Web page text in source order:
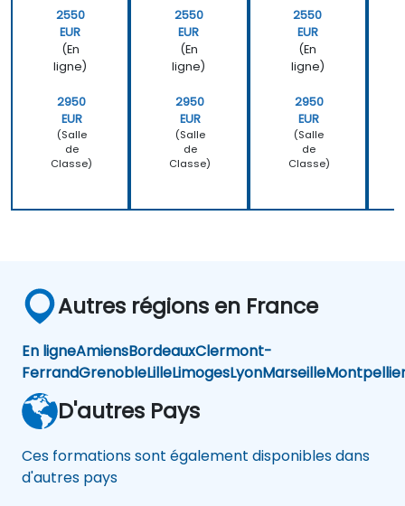
2550
EUR
(En
ligne)
2950
EUR
(Salle
de
Classe)
2550
EUR
(En
ligne)
2950
EUR
(Salle
de
Classe)
2550
EUR
(En
ligne)
2950
EUR
(Salle
de
Classe)
Autres régions en France
En ligneAmiensBordeauxClermont-
FerrandGrenobleLilleLimogesLyonMarseille
D'autres Pays
Ces formations sont également disponibles dans
d'autres pays